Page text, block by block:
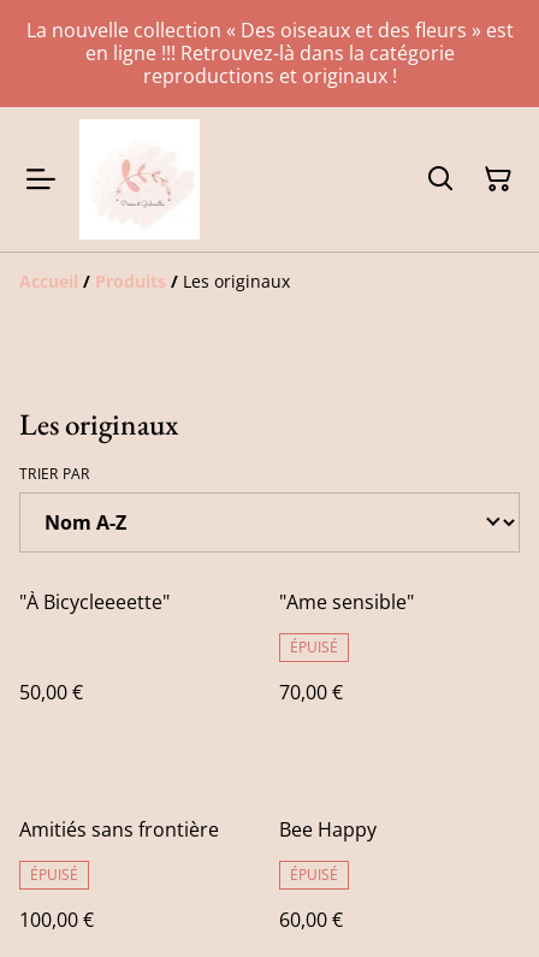
La nouvelle collection « Des oiseaux et des fleurs » est
en ligne !!! Retrouvez-là dans la catégorie
reproductions et originaux !
Accueil / Produits / Les originaux
Les originaux
TRIER PAR
"À Bicycleeeette"
50,00 €
"Ame sensible"
ÉPUISÉ
70,00 €
Amitiés sans frontière
ÉPUISÉ
100,00 €
Bee Happy
ÉPUISÉ
60,00 €